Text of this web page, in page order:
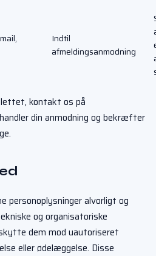
Indtil
afmeldingsanmodning
kontakt os på
din anmodning og bekræfter
personoplysninger alvorligt og
og organisatoriske
dem mod uautoriseret
eller ødelæggelse. Disse